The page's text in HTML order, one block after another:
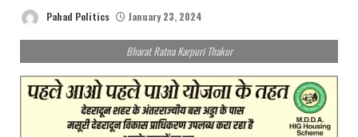
Pahad Politics January 23, 2024
Bharat Ratna Karpuri Thakur